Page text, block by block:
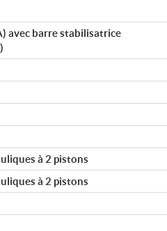
avec barre stabilisatrice
à 2 pistons
à 2 pistons